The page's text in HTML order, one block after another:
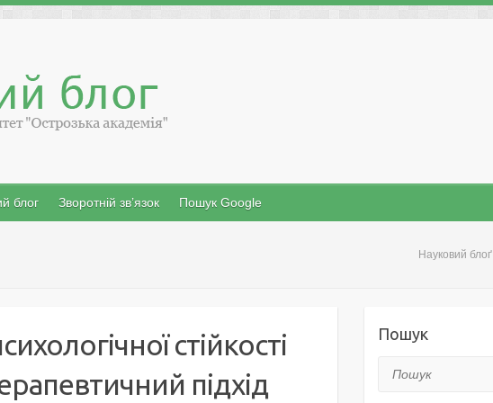
блог Зворотній зв’язок Пошук Google
Науковий блоґ
стійкості
підхід
Пошук
Пошук